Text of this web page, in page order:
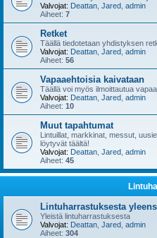
Valvojat: Deattan Jared admin
Aiheet: 7
Retket
Täällä tiedotetaan yhdistyksen
Valvojat: Deattan Jared admin
Aiheet: 56
Vapaaehtoisia kaivataan
Täällä voi myös ilmoittautua
Valvojat: Deattan Jared admin
Aiheet: 10
Muut tapahtumat
Lintuillat, markkinat, messut,
löytyvät täältä!
Valvojat: Deattan Jared admin
Aiheet: 45
Lintuharrastuksesta
Yleistä lintuharrastuksesta
Valvojat: Deattan Jared admin
Aiheet: 304